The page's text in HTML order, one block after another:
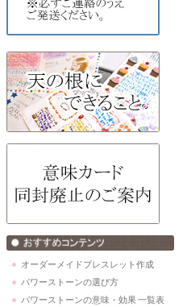
オーダーメイドブレスレット作成
パワーストーンの選び方
パワーストーンの意味・効果 一覧表